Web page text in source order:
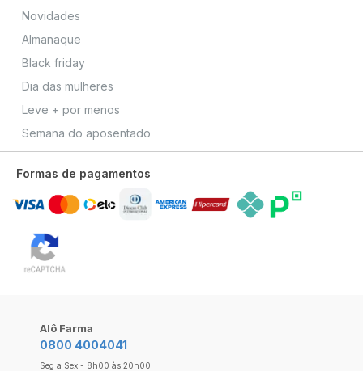
Novidades
Almanaque
Black friday
Dia das mulheres
Leve + por menos
Semana do aposentado
Formas de pagamentos
Alô Farma
0800 4004041
Seg a Sex - 8h00 às 20h00